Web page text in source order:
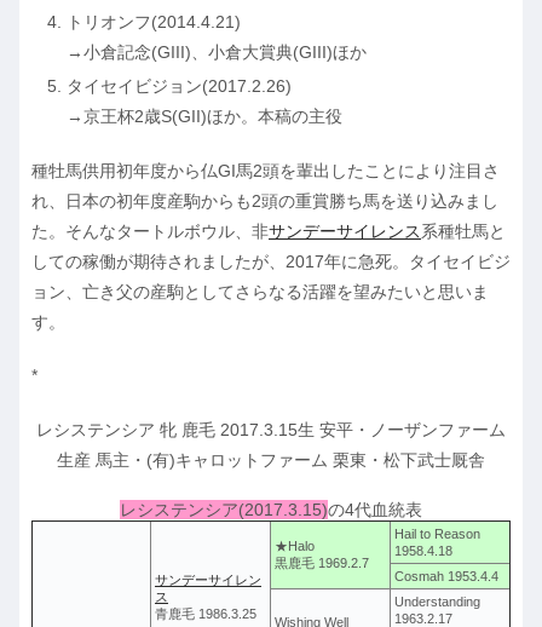
トリオンフ(2014.4.21)
→小倉記念(GIII)、小倉大賞典(GIII)ほか
タイセイビジョン(2017.2.26)
→京王杯2歳S(GII)ほか。本稿の主役
種牡馬供用初年度から仏GI馬2頭を輩出したことにより注目さ
れ、日本の初年度産駒からも2頭の重賞勝ち馬を送り込みまし
た。そんなタートルボウル、非サンデーサイレンス系種牡馬と
しての稼働が期待されましたが、2017年に急死。タイセイビジ
ョン、亡き父の産駒としてさらなる活躍を望みたいと思いま
す。
*
レシステンシア 牝 鹿毛 2017.3.15生 安平・ノーザンファーム
生産 馬主・(有)キャロットファーム 栗東・松下武士厩舎
レシステンシア(2017.3.15)の4代血統表
サンデーサイレン
ス
青鹿毛 1986.3.25
★Halo
黒鹿毛 1969.2.7
Hail to Reason
1958.4.18
Cosmah 1953.4.4
Wishing Well
Understanding
1963.2.17